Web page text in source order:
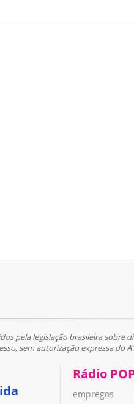
pela legislação brasileira sobre
sem autorização expressa do
Rádio
empregos